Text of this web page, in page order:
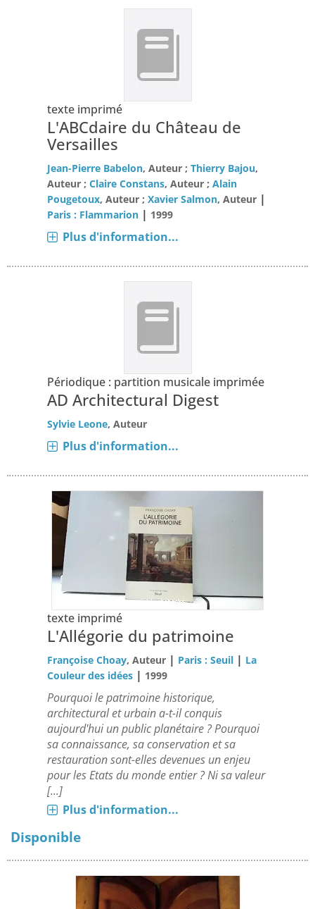
texte imprimé
L'ABCdaire du Château de
Versailles
Jean-Pierre Babelon, Auteur ;Thierry Bajou,
Auteur ;Claire Constans, Auteur ;Alain
Pougetoux, Auteur ;Xavier Salmon, Auteur |
Paris : Flammarion | 1999
Plus d'information...
Périodique : partition musicale imprimée
AD Architectural Digest
Sylvie Leone, Auteur
Plus d'information...
texte imprimé
L'Allégorie du patrimoine
Françoise Choay, Auteur | Paris : Seuil | La
Couleur des idées | 1999
Pourquoi le patrimoine historique,
architectural et urbain a-t-il conquis
aujourd'hui un public planétaire ? Pourquoi
sa connaissance, sa conservation et sa
restauration sont-elles devenues un enjeu
pour les Etats du monde entier ? Ni sa valeur
[...]
Plus d'information...
Disponible